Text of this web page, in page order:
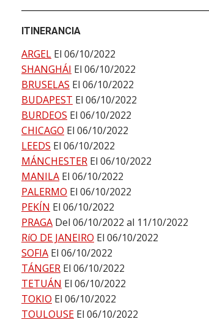
ITINERANCIA
ARGEL El 06/10/2022
SHANGHÁI El 06/10/2022
BRUSELAS El 06/10/2022
BUDAPEST El 06/10/2022
BURDEOS El 06/10/2022
CHICAGO El 06/10/2022
LEEDS El 06/10/2022
MÁNCHESTER El 06/10/2022
MANILA El 06/10/2022
PALERMO El 06/10/2022
PEKÍN El 06/10/2022
PRAGA Del 06/10/2022 al 11/10/2022
RíO DE JANEIRO El 06/10/2022
SOFIA El 06/10/2022
TÁNGER El 06/10/2022
TETUÁN El 06/10/2022
TOKIO El 06/10/2022
TOULOUSE El 06/10/2022